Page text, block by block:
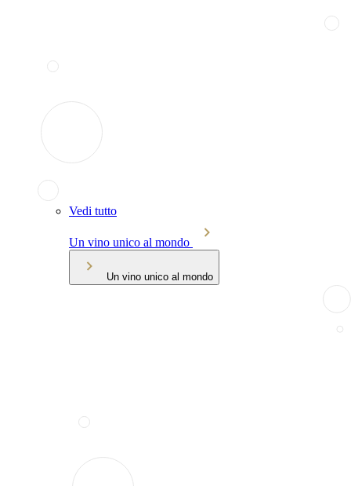
Vedi tutto
Un vino unico al mondo
Un vino unico al mondo